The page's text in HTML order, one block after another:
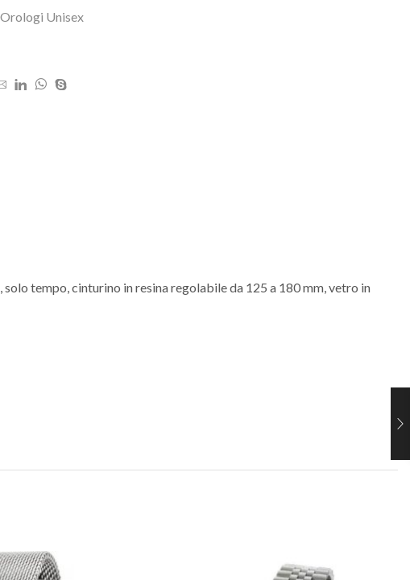
Orologi Unisex
tempo, cinturino in resina regolabile da 125 a 180 mm, vetro in